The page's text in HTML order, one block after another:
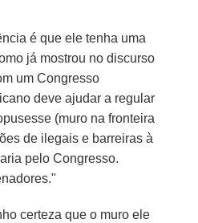
é que ele tenha uma
já mostrou no discurso
um Congresso
deve ajudar a regular
(muro na fronteira
de ilegais e barreiras à
pelo Congresso.
certeza que o muro ele